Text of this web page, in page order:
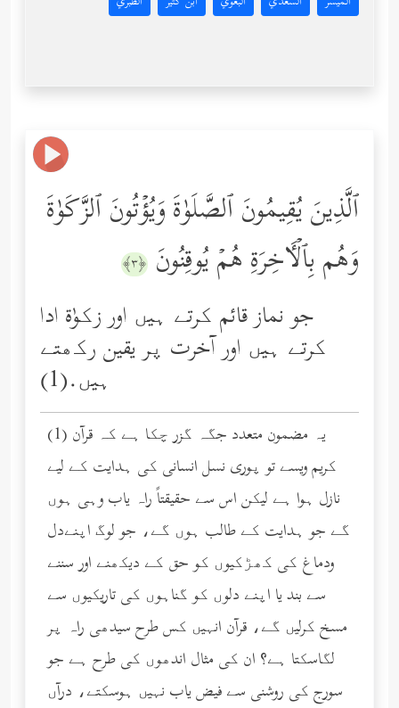
ٱلَّذِینَ یُقِیمُونَ ٱلصَّلَوٰةَ وَیُؤۡتُونَ ٱلزَّكَوٰةَ
وَهُم بِٱلۡـَٔاخِرَةِ هُمۡ یُوقِنُونَ ﴿٣﴾
جو نماز قائم کرتے ہیں اور زکوٰة ادا
کرتے ہیں اور آخرت پر یقین رکھتے
ہیں.(1)
(1) یہ مضمون متعدد جگہ گزر چکا ہے کہ قرآن
کریم ویسے تو پوری نسل انسانی کی ہدایت کے لیے
نازل ہوا ہے لیکن اس سے حقیقتاً راہ یاب وہی ہوں
گے جو ہدایت کے طالب ہوں گے، جو لوگ اپنےدل
ودماغ کی کھڑکیوں کو حق کے دیکھنے اور سننے
سے بند یا اپنے دلوں کو گناہوں کی تاریکیوں سے
مسخ کرلیں گے، قرآن انہیں کس طرح سیدھی راہ پر
لگاسکتا ہے؟ ان کی مثال اندھوں کی طرح ہے جو
سورج کی روشنی سے فیض یاب نہیں ہوسکتے، درآں